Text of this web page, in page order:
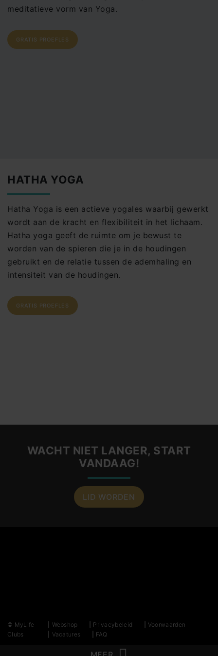
meditatieve vorm van Yoga.
GRATIS PROEFLES
HATHA YOGA
Hatha Yoga is een actieve yogales waarbij gewerkt
wordt aan de kracht en flexibiliteit in het lichaam.
Hatha yoga geeft de ruimte om je bewust te
worden van de spieren die je in de houdingen
gebruikt en de relatie tussen de ademhaling en
intensiteit van de houdingen.
GRATIS PROEFLES
WACHT NIET LANGER, START
VANDAAG!
LID WORDEN
© MyLife
Clubs
Webshop Privacybeleid
Voorwaarden
Vacatures
FAQ